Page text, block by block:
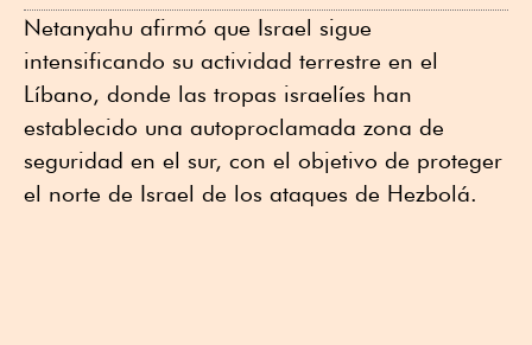
Netanyahu afirmó que Israel sigue
intensificando su actividad terrestre en el
Líbano, donde las tropas israelíes han
establecido una autoproclamada zona de
seguridad en el sur, con el objetivo de proteger
el norte de Israel de los ataques de Hezbolá.